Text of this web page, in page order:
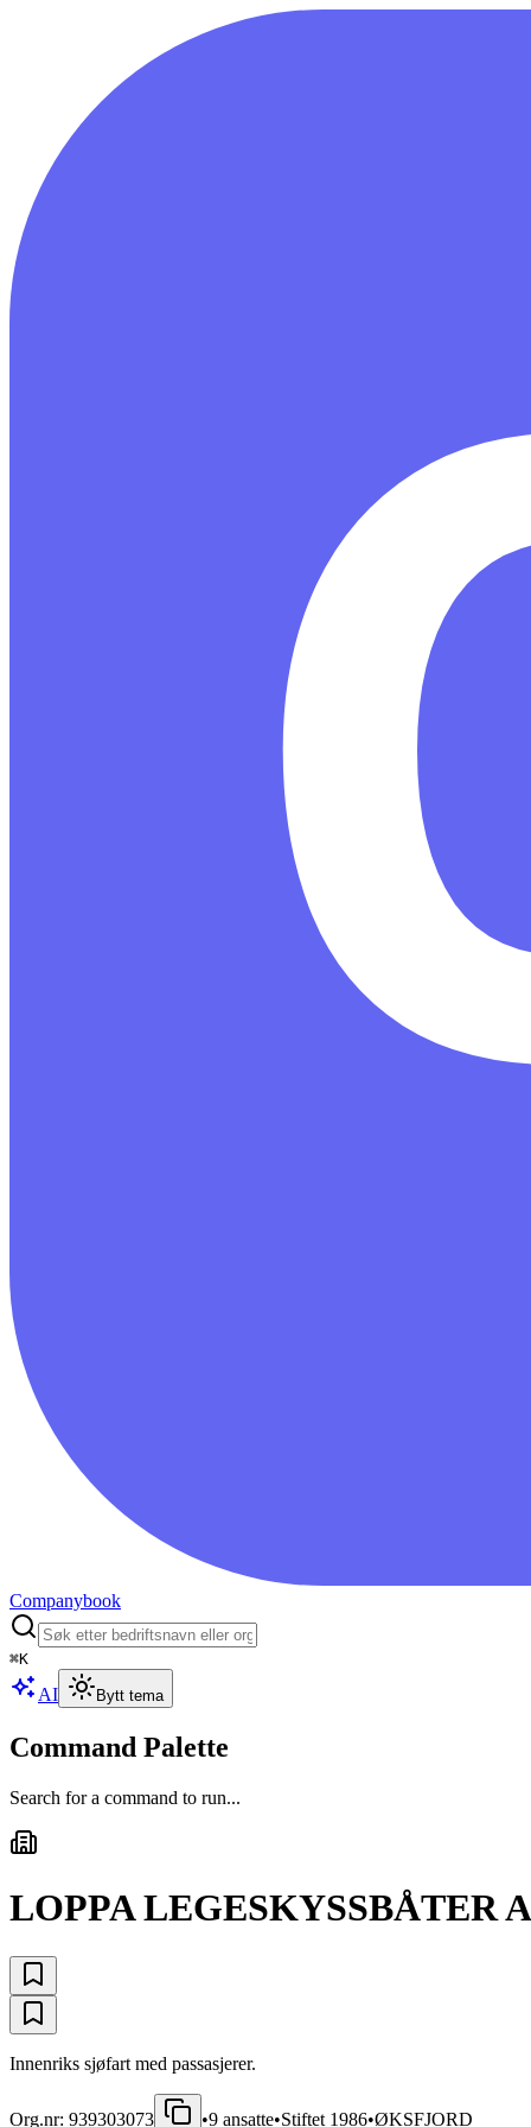
Companybook
⌘K
AI Bytt tema
Command Palette
Search for a command to run...
LOPPA LEGESKYSSBÅTER
Innenriks sjøfart med passasjerer.
Org.nr: 939303073 •9 ansatte•Stiftet 1986•ØKSFJORD